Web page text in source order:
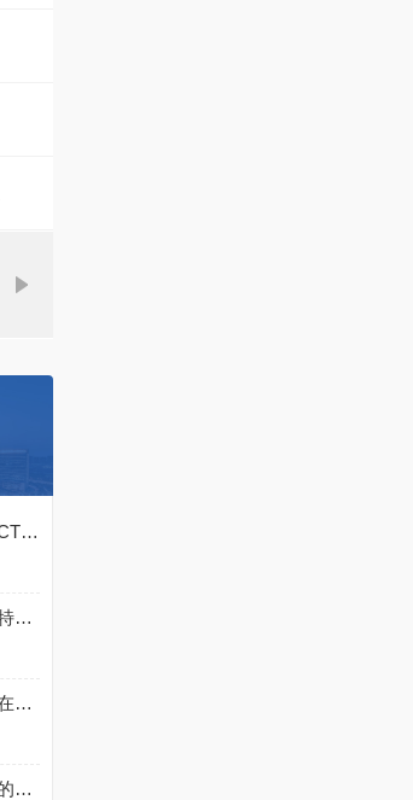
电流互感器参数如何精确测量？CT分析仪技术详解
防雷元件测试仪厂家排名：武汉特高压防雷测试仪如何以稳定性赢得行业信赖
油浸式试验变压器哪个好？关键在于输出电压波形纯净度与长期稳定性
串联谐振试验装置在实际工程中的表现——以武汉特高压电力科技产品为例